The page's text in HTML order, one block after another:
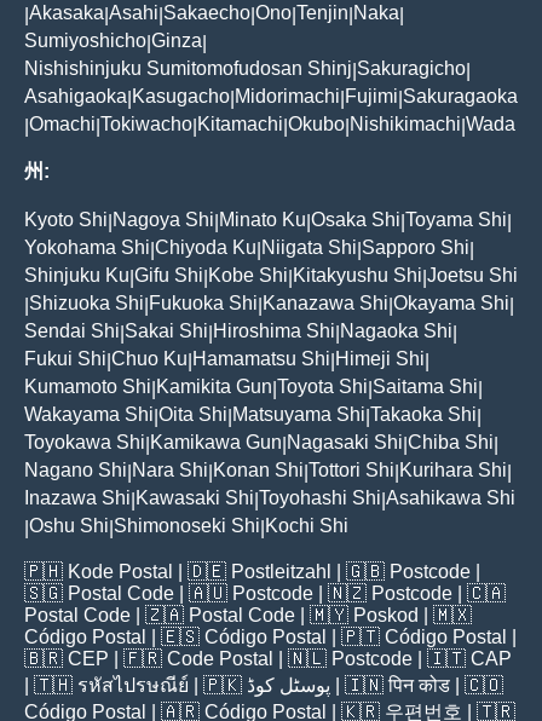
Akasaka Asahi Sakaecho Ono Tenjin Naka
Sumiyoshicho Ginza
Nishishinjuku Sumitomofudosan Shinj Sakuragicho
Asahigaoka Kasugacho Midorimachi Fujimi Sakuragaoka
Omachi Tokiwacho Kitamachi Okubo Nishikimachi Wada
州:
Kyoto Shi Nagoya Shi Minato Ku Osaka Shi Toyama Shi
Yokohama Shi Chiyoda Ku Niigata Shi Sapporo Shi
Shinjuku Ku Gifu Shi Kobe Shi Kitakyushu Shi Joetsu Shi
Shizuoka Shi Fukuoka Shi Kanazawa Shi Okayama Shi
Sendai Shi Sakai Shi Hiroshima Shi Nagaoka Shi
Fukui Shi Chuo Ku Hamamatsu Shi Himeji Shi
Kumamoto Shi Kamikita Gun Toyota Shi Saitama Shi
Wakayama Shi Oita Shi Matsuyama Shi Takaoka Shi
Toyokawa Shi Kamikawa Gun Nagasaki Shi Chiba Shi
Nagano Shi Nara Shi Konan Shi Tottori Shi Kurihara Shi
Inazawa Shi Kawasaki Shi Toyohashi Shi Asahikawa Shi
Oshu Shi Shimonoseki Shi Kochi Shi
🇵🇭 Kode Postal | 🇩🇪 Postleitzahl | 🇬🇧 Postcode
🇸🇬 Postal Code | 🇦🇺 Postcode | 🇳🇿 Postcode | 🇨🇦
Postal Code | 🇿🇦 Postal Code | 🇲🇾 Poskod
| 🇲🇽
Código Postal
| 🇪🇸 Código Postal | 🇵🇹 Código Postal
🇧🇷 CEP | 🇫🇷 Code Postal | 🇳🇱 Postcode | 🇮🇹 CAP
| 🇹🇭 รหัสไปรษณีย์ | 🇵🇰 پوسٹل کوڈ | 🇮🇳पिन कोड | 🇨🇴
Código Postal
| 🇦🇷 Código Postal | 🇰🇷 우편번호 | 🇹🇷